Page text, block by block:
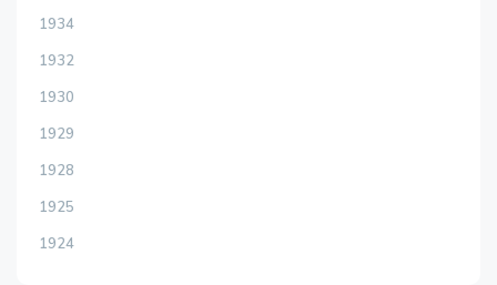
1934
1932
1930
1929
1928
1925
1924